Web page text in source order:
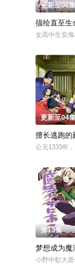
更新至06
描绘直至生
女高中生安
更新至04
擅长逃跑的
公元1333年
第13集
梦想成为魔
小野中彰大